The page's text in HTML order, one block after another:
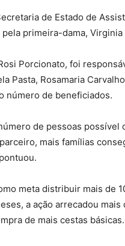
de Estado de
primeira-dama, Virginia
Porcionato, foi
Pasta, Rosamaria
número de beneficiados.
de pessoas possível
mais famílias
meta distribuir mais de
a ação arrecadou
de mais cestas básicas.